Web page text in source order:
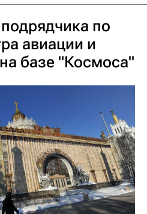
по
авиации и
базе "Космоса"